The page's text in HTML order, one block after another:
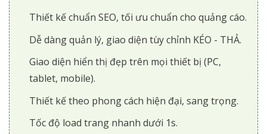
Thiết kế chuẩn SEO, tối ưu chuẩn cho quảng cáo.
Dễ dàng quản lý, giao diện tùy chỉnh KÉO - THẢ.
Giao diện hiển thị đẹp trên mọi thiết bị (PC,
tablet, mobile).
Thiết kế theo phong cách hiện đại, sang trọng.
Tốc độ load trang nhanh dưới 1s.